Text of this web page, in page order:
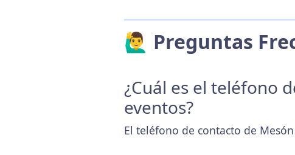
🙋‍♂️ Preguntas
¿Cuál es el teléfono
eventos?
El teléfono de contacto de Mesón